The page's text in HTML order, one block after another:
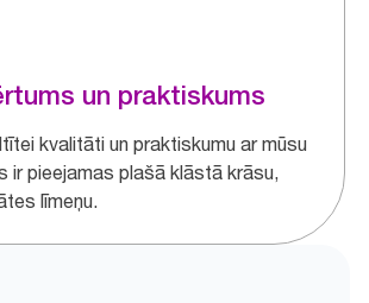
un praktiskums
kvalitāti un praktiskumu ar mūsu
ir pieejamas plašā klāstā krāsu,
līmeņu.